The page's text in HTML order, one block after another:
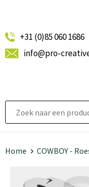
+31 (0)85 060 1686
info@pro-
Home COWBOY -